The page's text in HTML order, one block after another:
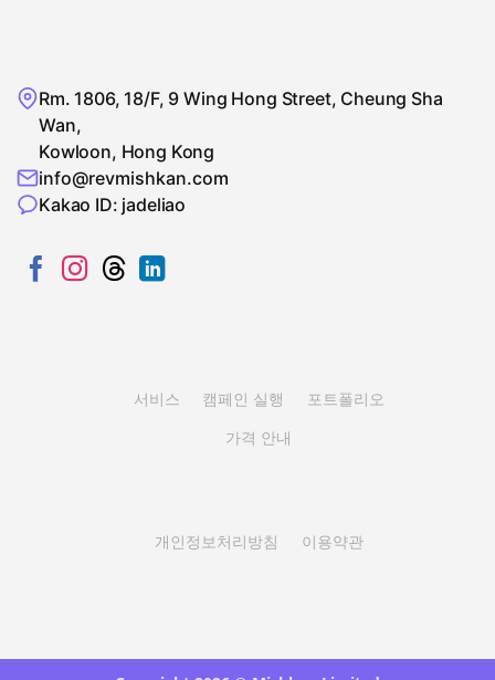
Rm. 1806, 18/F, 9 Wing Hong Street, Cheung Sha
Wan,
Kowloon, Hong Kong
info@revmishkan.com
Kakao ID: jadeliao
서비스 캠페인 실행
포트폴리오
가격 안내
개인정보처리방침 이용약관